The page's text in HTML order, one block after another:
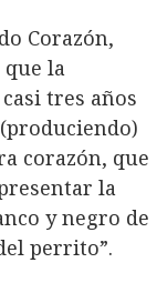
Corazón,
la
tres años
corazón, que
la
y negro de
perrito”.